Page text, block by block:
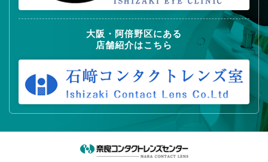
大阪・阿倍野区にある
店舗紹介はこちら